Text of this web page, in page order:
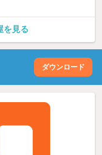
を見る
ダウンロード